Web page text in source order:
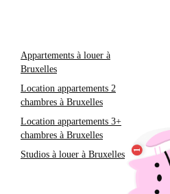
Appartements à louer à
Bruxelles
Location appartements 2
chambres à Bruxelles
Location appartements 3+
chambres à Bruxelles
Studios à louer à Bruxelles